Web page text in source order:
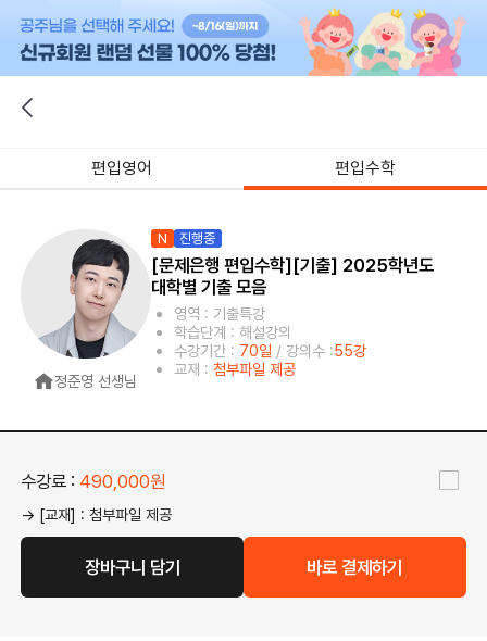
편입영어 편입수학
정준영 선생님
N 진행중
[문제은행 편입수학][기출] 2025학년도
대학별 기출 모음
영역 : 기출특강
학습단계 : 해설강의
수강기간 : 70일 / 강의수 :55강
교재 :첨부파일 제공
수강료 : 490,000원
→ [교재] : 첨부파일 제공
장바구니 담기 바로 결제하기